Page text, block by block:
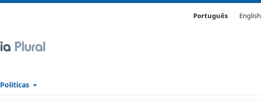
Políticas
Português English